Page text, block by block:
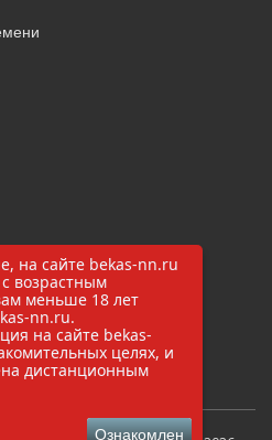
ул. Рылеева 4А
на сайте bekas-nn.ru
возрастным
меньше 18 лет
nn.ru.
на сайте bekas-
целях, и
дистанционным
Ознакомлен